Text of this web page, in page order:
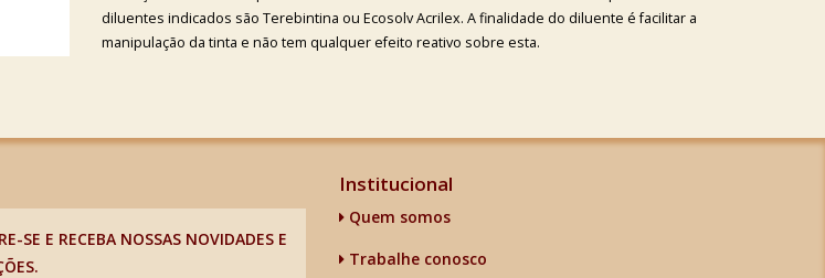
diluentes indicados são Terebintina ou Ecosolv Acrilex. A finalidade do diluente é facilitar a
manipulação da tinta e não tem qualquer efeito reativo sobre esta.
SE E RECEBA NOSSAS NOVIDADES E
Institucional
Quem somos
Trabalhe conosco